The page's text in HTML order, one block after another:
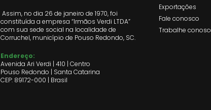
Assim, no dia 26 de janeiro de 1970, foi
constituída a empresa “Irmãos Verdi LTDA”
com sua sede social na localidade de
Corruchel, município de Pouso Redondo, SC.
Endereço:
Avenida Ari Verdi | 410 | Centro
Pouso Redondo | Santa Catarina
CEP: 89172-000 | Brasil
Exportações
Fale conosco
Trabalhe